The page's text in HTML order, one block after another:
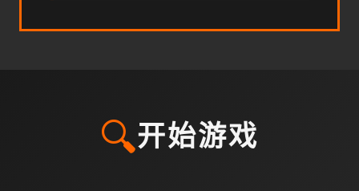
🔍开始游戏